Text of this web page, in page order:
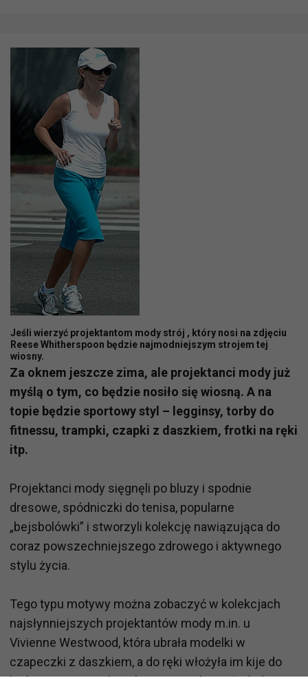
Jeśli wierzyć projektantom mody strój , który nosi na zdjęciu
Reese Whitherspoon będzie najmodniejszym strojem tej
wiosny.
Za oknem jeszcze zima, ale projektanci mody już
myślą o tym, co będzie nosiło się wiosną. A na
topie będzie sportowy styl – legginsy, torby do
fitnessu, trampki, czapki z daszkiem, frotki na ręki
itp.
Projektanci mody sięgnęli po bluzy i spodnie
dresowe, spódniczki do tenisa, popularne
„bejsbolówki” i stworzyli kolekcję nawiązująca do
coraz powszechniejszego zdrowego i aktywnego
stylu życia.
Tego typu motywy można zobaczyć w kolekcjach
najsłynniejszych projektantów mody m.in. u
Vivienne Westwood, która ubrała modelki w
czapeczki z daszkiem, a do ręki włożyła im kije do